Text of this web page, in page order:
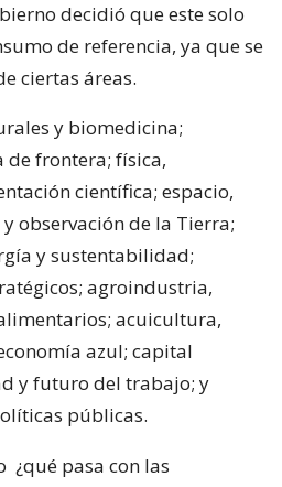
decidió que este solo
de referencia, ya que se
ciertas áreas.
y biomedicina;
de frontera; física,
científica; espacio,
observación de la Tierra;
y sustentabilidad;
agroindustria,
acuicultura,
azul; capital
y futuro del trabajo; y
públicas.
¿qué pasa con las